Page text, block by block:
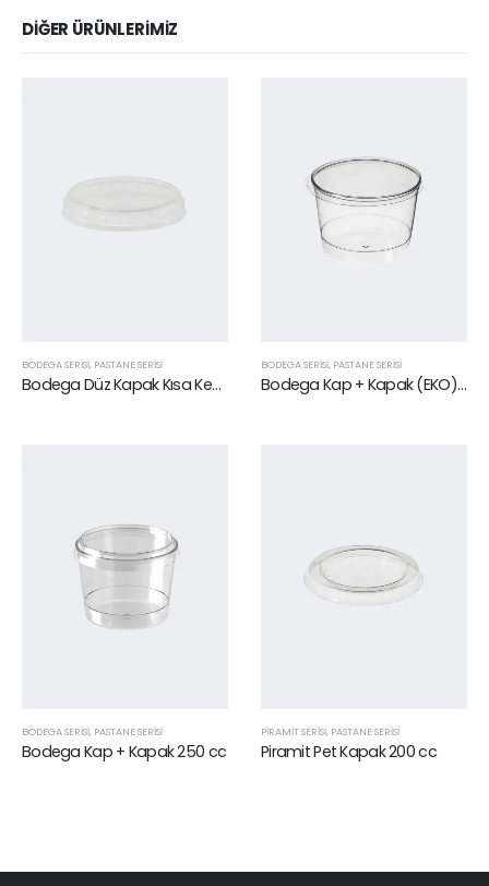
DIĞER ÜRÜNLERIMIZ
BODEGA SERISI, PASTANE SERİSİ
Bodega Düz Kapak Kısa Kenar 250 cc
BODEGA SERISI, PASTANE SERİSİ
Bodega Kap + Kapak (EKO) 180 cc
BODEGA SERISI, PASTANE SERİSİ
Bodega Kap + Kapak 250 cc
PIRAMIT SERISI, PASTANE SERİSİ
Piramit Pet Kapak 200 cc